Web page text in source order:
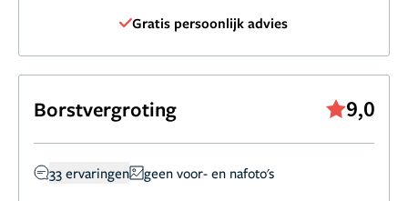
Gratis persoonlijk advies
Borstvergroting 9,0
33 ervaringen geen voor- en nafoto's